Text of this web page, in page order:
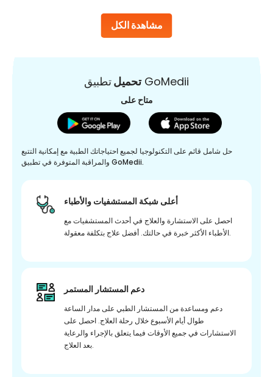
مشاهدة الكل
تحميلتطبيق GoMedii
متاح على
حل شامل قائم على التكنولوجيا لجميع احتياجاتك الطبية مع إمكانية التتبع
والمراقبة المتوفرة في تطبيق GoMedii.
أعلى شبكة المستشفيات والأطباء
احصل على الاستشارة والعلاج في أحدث المستشفيات مع
الأطباء الأكثر خبرة في حالتك. أفضل علاج بتكلفة معقولة.
دعم المستشار المستمر
دعم ومساعدة من المستشار الطبي على مدار الساعة
طوال أيام الأسبوع خلال رحلة العلاج. احصل على
الاستشارات في جميع الأوقات فيما يتعلق بالإجراء والرعاية
بعد العلاج.